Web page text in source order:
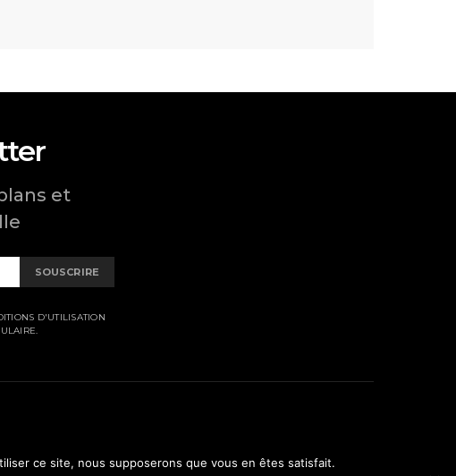
et
SOUSCRIRE
D'UTILISATION
ce site, nous supposerons que vous en êtes satisfait.